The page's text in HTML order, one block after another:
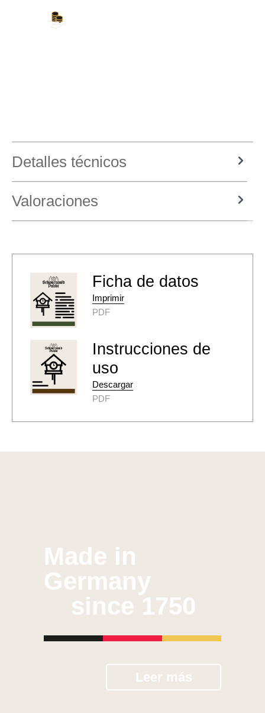
Detalles técnicos
Valoraciones
Ficha de datos
Imprimir
PDF
Instrucciones de
uso
Descargar
PDF
Made in
Germany
since 1750
Leer más